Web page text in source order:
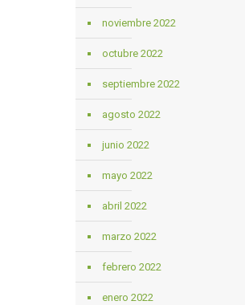
noviembre 2022
octubre 2022
septiembre 2022
agosto 2022
junio 2022
mayo 2022
abril 2022
marzo 2022
febrero 2022
enero 2022